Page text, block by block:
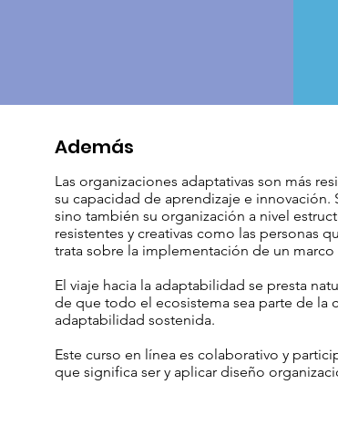
Además
Las organizaciones adaptativas son más
su capacidad de aprendizaje e
sino también su organización a nivel
resistentes y creativas como las personas
trata sobre la implementación de un
El viaje hacia la adaptabilidad se presta
de que todo el ecosistema sea parte de la
adaptabilidad sostenida.
Este curso en línea es colaborativo y
que significa ser y aplicar diseño